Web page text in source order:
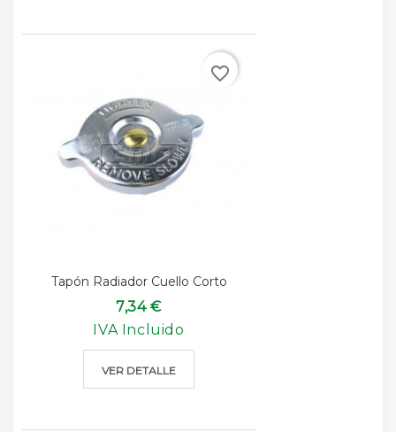
Tapón Radiador Cuello Corto
7,34 €
IVA Incluido
VER DETALLE
favorite_border